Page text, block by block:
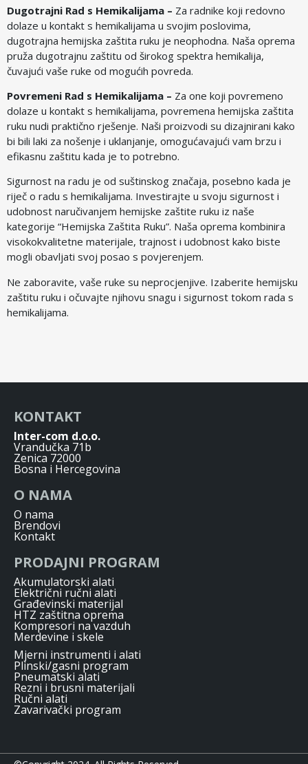
Dugotrajni Rad s Hemikalijama – Za radnike koji redovno
dolaze u kontakt s hemikalijama u svojim poslovima,
dugotrajna hemijska zaštita ruku je neophodna. Naša oprema
pruža dugotrajnu zaštitu od širokog spektra hemikalija,
čuvajući vaše ruke od mogućih povreda.
Povremeni Rad s Hemikalijama – Za one koji povremeno
dolaze u kontakt s hemikalijama, povremena hemijska zaštita
ruku nudi praktično rješenje. Naši proizvodi su dizajnirani kako
bi bili laki za nošenje i uklanjanje, omogućavajući vam brzu i
efikasnu zaštitu kada je to potrebno.
Sigurnost na radu je od suštinskog značaja, posebno kada je
riječ o radu s hemikalijama. Investirajte u svoju sigurnost i
udobnost naručivanjem hemijske zaštite ruku iz naše
kategorije “Hemijska Zaštita Ruku”. Naša oprema kombinira
visokokvalitetne materijale, trajnost i udobnost kako biste
mogli obavljati svoj posao s povjerenjem.
Ne zaboravite, vaše ruke su neprocjenjive. Izaberite hemijsku
zaštitu ruku i očuvajte njihovu snagu i sigurnost tokom rada s
hemikalijama.
KONTAKT
Inter-com d.o.o.
Vrandučka 71b
Zenica 72000
Bosna i Hercegovina
O NAMA
O nama
Brendovi
Kontakt
PRODAJNI PROGRAM
Akumulatorski alati
Električni ručni alati
Građevinski materijal
HTZ zaštitna oprema
Kompresori na vazduh
Merdevine i skele
Mjerni instrumenti i alati
Plinski/gasni program
Pneumatski alati
Rezni i brusni materijali
Ručni alati
Zavarivački program